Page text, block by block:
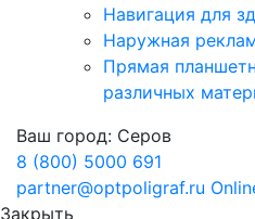
Навигация для
Наружная
Прямая
различных
Ваш город: Серов
8 (800) 5000 691
partner@optpoligraf.ru
Закрыть